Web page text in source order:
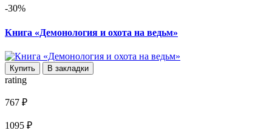
-30%
Книга «Демонология и охота на ведьм»
Купить В закладки
rating
767 ₽
1095 ₽